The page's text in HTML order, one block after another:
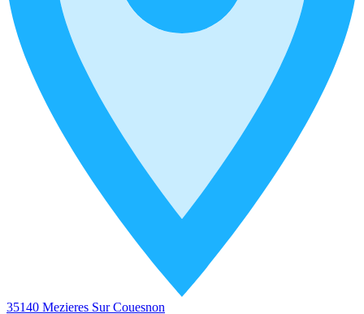
35140 Mezieres Sur Couesnon